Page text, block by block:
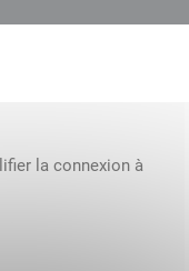
la connexion à